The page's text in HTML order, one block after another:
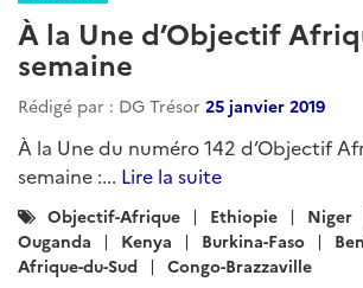
À la Une d’Objectif
semaine
Rédigé par : DG Trésor 25 janvier 2019
À la Une du numéro 142 d’Objectif
semaine :... Lire la suite
Catégories
:
Objectif-Afrique Ethiopie Niger
Ouganda
Kenya Burkina-Faso
Afrique-du-Sud
Congo-Brazzaville